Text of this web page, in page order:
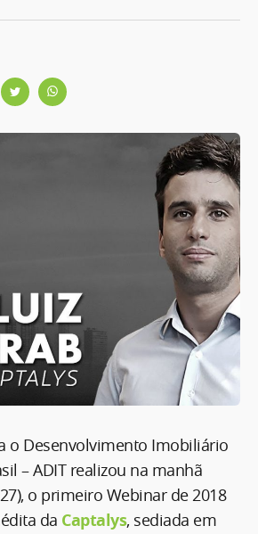
o Desenvolvimento Imobiliário
– ADIT realizou na manhã
o primeiro Webinar de 2018
da Captalys, sediada em